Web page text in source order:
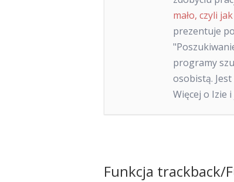
mało, czyli
prezentuje
programy
osobistą.
Więcej o Izie
Funkcja trackback/